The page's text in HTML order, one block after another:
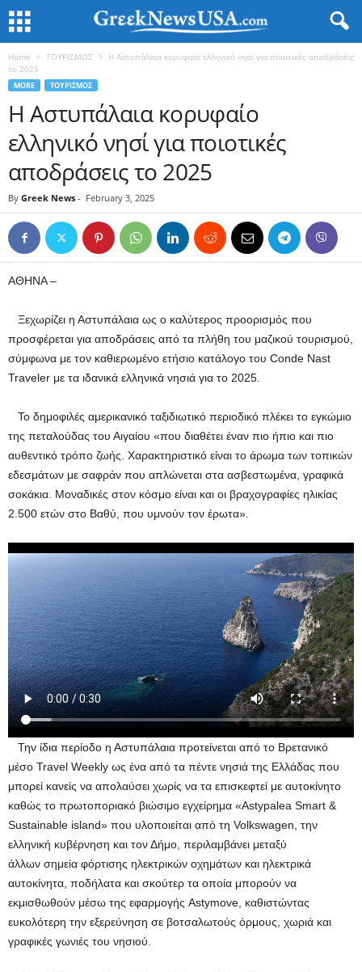
Home ΤΟΥΡΙΣΜΟΣ
Η Αστυπάλαια κορυφαίο ελληνικό νησί για ποιοτικές αποδράσεις
το 2025​​​​​​​​​​​
MORE ΤΟΥΡΙΣΜΟΣ
Η Αστυπάλαια κορυφαίο
ελληνικό νησί για ποιοτικές
αποδράσεις το 2025​​​​​​​​​​​
By Greek News - February 3, 2025
ΑΘΗΝΑ –
Ξεχωρίζει η Αστυπάλαια ως ο καλύτερος προορισμός που
προσφέρεται για αποδράσεις από τα πλήθη του μαζικού τουρισμού,
σύμφωνα με τον καθιερωμένο ετήσιο κατάλογο του Conde Nast
Traveler με τα ιδανικά ελληνικά νησιά για το 2025.
Το δημοφιλές αμερικανικό ταξιδιωτικό περιοδικό πλέκει το εγκώμιο
της πεταλούδας του Αιγαίου «που διαθέτει έναν πιο ήπιο και πιο
αυθεντικό τρόπο ζωής. Χαρακτηριστικό είναι το άρωμα των τοπικών
εδεσμάτων με σαφράν που απλώνεται στα ασβεστωμένα, γραφικά
σοκάκια. Μοναδικές στον κόσμο είναι και οι βραχογραφίες ηλικίας
2.500 ετών στο Βαθύ, που υμνούν τον έρωτα».
Την ίδια περίοδο η Αστυπάλαια προτείνεται από το Βρετανικό
μέσο Travel Weekly ως ένα από τα πέντε νησιά της Ελλάδας που
μπορεί κανείς να απολαύσει χωρίς να τα επισκεφτεί με αυτοκίνητο
καθώς το πρωτοποριακό βιώσιμο εγχείρημα «Astypalea Smart &
Sustainable island» που υλοποιείται από τη Volkswagen, την
ελληνική κυβέρνηση και τον Δήμο, περιλαμβάνει μεταξύ
άλλων σημεία φόρτισης ηλεκτρικών οχημάτων και ηλεκτρικά
αυτοκίνητα, ποδήλατα και σκούτερ τα οποία μπορούν να
εκμισθωθούν μέσω της εφαρμογής Astymove, καθιστώντας
ευκολότερη την εξερεύνηση σε βοτσαλωτούς όρμους, χωριά και
γραφικές γωνιές του νησιού.